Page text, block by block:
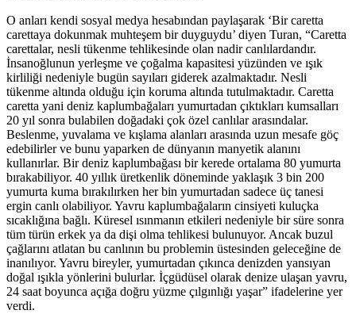
O anları kendi sosyal medya hesabından paylaşarak ‘Bir caretta
carettaya dokunmak muhteşem bir duyguydu’ diyen Turan, “Caretta
carettalar, nesli tükenme tehlikesinde olan nadir canlılardandır.
İnsanoğlunun yerleşme ve çoğalma kapasitesi yüzünden ve ışık
kirliliği nedeniyle bugün sayıları giderek azalmaktadır. Nesli
tükenme altında olduğu için koruma altında tutulmaktadır. Caretta
caretta yani deniz kaplumbağaları yumurtadan çıktıkları kumsalları
20 yıl sonra bulabilen doğadaki çok özel canlılar arasındalar.
Beslenme, yuvalama ve kışlama alanları arasında uzun mesafe göç
edebilirler ve bunu yaparken de dünyanın manyetik alanını
kullanırlar. Bir deniz kaplumbağası bir kerede ortalama 80 yumurta
bırakabiliyor. 40 yıllık üretkenlik döneminde yaklaşık 3 bin 200
yumurta kuma bırakılırken her bin yumurtadan sadece üç tanesi
ergin canlı olabiliyor. Yavru kaplumbağaların cinsiyeti kuluçka
sıcaklığına bağlı. Küresel ısınmanın etkileri nedeniyle bir süre sonra
tüm türün erkek ya da dişi olma tehlikesi bulunuyor. Ancak buzul
çağlarını atlatan bu canlının bu problemin üstesinden geleceğine de
inanılıyor. Yavru bireyler, yumurtadan çıkınca denizden yansıyan
doğal ışıkla yönlerini bulurlar. İçgüdüsel olarak denize ulaşan yavru,
24 saat boyunca açığa doğru yüzme çılgınlığı yaşar” ifadelerine yer
verdi.